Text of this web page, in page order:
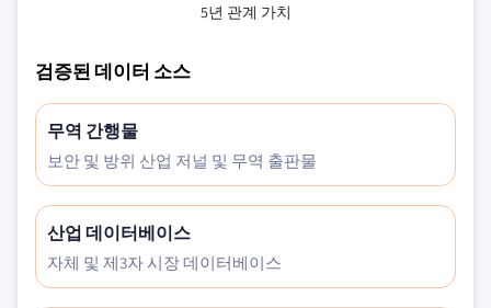
5년 관계 가치
검증된 데이터 소스
무역 간행물
보안 및 방위 산업 저널 및 무역 출판물
산업 데이터베이스
자체 및 제3자 시장 데이터베이스